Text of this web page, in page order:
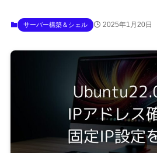
サーバー構築＆シェル 2025年1月20日